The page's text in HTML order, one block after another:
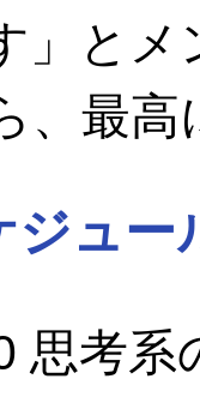
」と
、最
ジュー
思考系